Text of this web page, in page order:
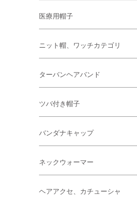
医療用帽子
ニット帽、ワッチカテゴリ
ターバンヘアバンド
ツバ付き帽子
バンダナキャップ
ネックウォーマー
ヘアアクセ、カチューシャ